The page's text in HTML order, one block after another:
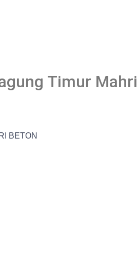
Timur Mahri